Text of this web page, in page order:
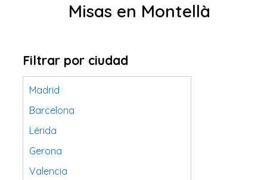
Misas en Montellà
Filtrar por ciudad
Madrid
Barcelona
Lérida
Gerona
Valencia